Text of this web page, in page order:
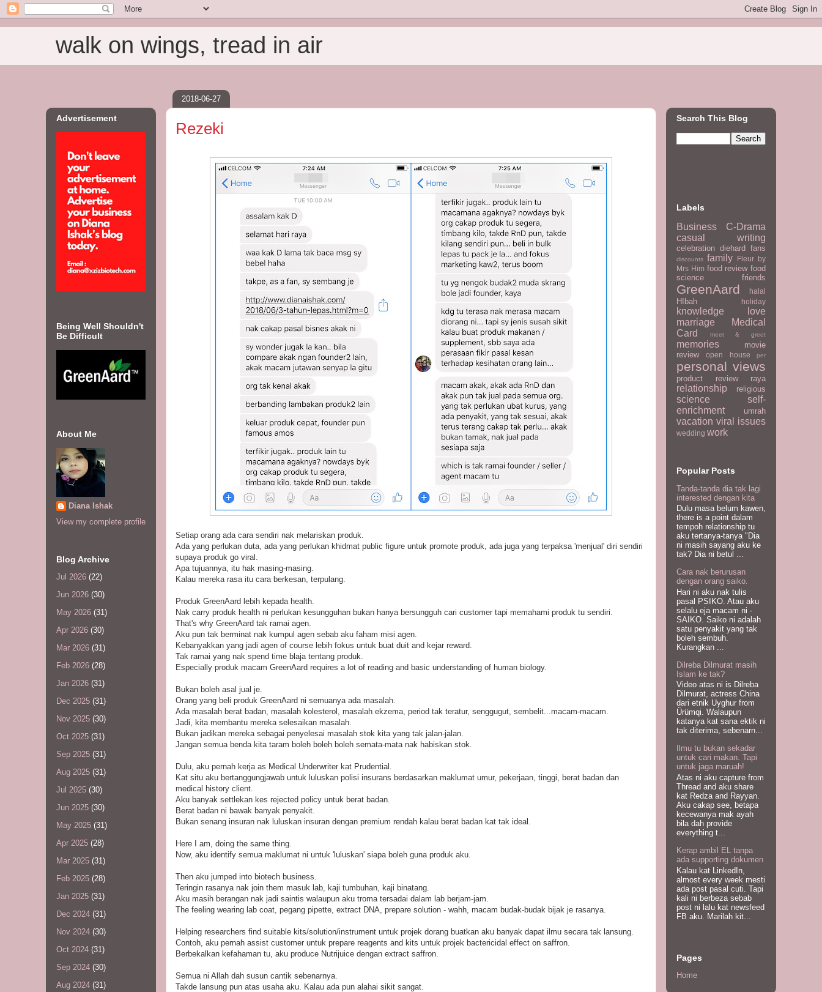
walk on wings, tread in air
2018-06-27
Rezeki
Setiap orang ada cara sendiri nak melariskan produk.
Ada yang perlukan duta, ada yang perlukan khidmat public figure untuk promote produk, ada juga yang terpaksa 'menjual' diri sendiri
supaya produk go viral.
Apa tujuannya, itu hak masing-masing.
Kalau mereka rasa itu cara berkesan, terpulang.
Produk GreenAard lebih kepada health.
Nak carry produk health ni perlukan kesungguhan bukan hanya bersungguh cari customer tapi memahami produk tu sendiri.
That's why GreenAard tak ramai agen.
Aku pun tak berminat nak kumpul agen sebab aku faham misi agen.
Kebanyakkan yang jadi agen of course lebih fokus untuk buat duit and kejar reward.
Tak ramai yang nak spend time blaja tentang produk.
Especially produk macam GreenAard requires a lot of reading and basic understanding of human biology.
Bukan boleh asal jual je.
Orang yang beli produk GreenAard ni semuanya ada masalah.
Ada masalah berat badan, masalah kolesterol, masalah ekzema, period tak teratur, senggugut, sembelit...macam-macam.
Jadi, kita membantu mereka selesaikan masalah.
Bukan jadikan mereka sebagai penyelesai masalah stok kita yang tak jalan-jalan.
Jangan semua benda kita taram boleh boleh boleh semata-mata nak habiskan stok.
Dulu, aku pernah kerja as Medical Underwriter kat Prudential.
Kat situ aku bertanggungjawab untuk luluskan polisi insurans berdasarkan maklumat umur, pekerjaan, tinggi, berat badan dan
medical history client.
Aku banyak settlekan kes rejected policy untuk berat badan.
Berat badan ni bawak banyak penyakit.
Bukan senang insuran nak luluskan insuran dengan premium rendah kalau berat badan kat tak ideal.
Here I am, doing the same thing.
Now, aku identify semua maklumat ni untuk 'luluskan' siapa boleh guna produk aku.
Then aku jumped into biotech business.
Teringin rasanya nak join them masuk lab, kaji tumbuhan, kaji binatang.
Aku masih berangan nak jadi saintis walaupun aku troma tersadai dalam lab berjam-jam.
The feeling wearing lab coat, pegang pipette, extract DNA, prepare solution - wahh, macam budak-budak bijak je rasanya.
Helping researchers find suitable kits/solution/instrument untuk projek dorang buatkan aku banyak dapat ilmu secara tak lansung.
Contoh, aku pernah assist customer untuk prepare reagents and kits untuk projek bactericidal effect on saffron.
Berbekalkan kefahaman tu, aku produce Nutrijuice dengan extract saffron.
Semua ni Allah dah susun cantik sebenarnya.
Takde lansung pun atas usaha aku. Kalau ada pun alahai sikit sangat.
Advertisement
Being Well Shouldn't
Be Difficult
About Me
Diana Ishak
View my complete profile
Blog Archive
Jul 2026 (22)
Jun 2026 (30)
May 2026 (31)
Apr 2026 (30)
Mar 2026 (31)
Feb 2026 (28)
Jan 2026 (31)
Dec 2025 (31)
Nov 2025 (30)
Oct 2025 (31)
Sep 2025 (31)
Aug 2025 (31)
Jul 2025 (30)
Jun 2025 (30)
May 2025 (31)
Apr 2025 (28)
Mar 2025 (31)
Feb 2025 (28)
Jan 2025 (31)
Dec 2024 (31)
Nov 2024 (30)
Oct 2024 (31)
Sep 2024 (30)
Aug 2024 (31)
Search This Blog
Labels
Business
C-Drama
casual writing
celebration diehard fans
discounts family
Fleur by
Mrs Him food review food
science
friends
GreenAard halal
HIbah holiday
knowledge
love
marriage
Medical
Card
meet & greet
memories
movie
review
open house per
personal views
product review raya
relationship religious
science
self-
enrichment
umrah
vacation viral issues
wedding work
Popular Posts
Tanda-tanda dia tak lagi
interested dengan kita
Dulu masa belum kawen,
there is a point dalam
tempoh relationship tu
aku tertanya-tanya "Dia
ni masih sayang aku ke
tak? Dia ni betul ...
Cara nak berurusan
dengan orang saiko.
Hari ni aku nak tulis
pasal PSIKO. Atau aku
selalu eja macam ni -
SAIKO. Saiko ni adalah
satu penyakit yang tak
boleh sembuh.
Kurangkan ...
Dilreba Dilmurat masih
Islam ke tak?
Video atas ni is Dilreba
Dilmurat, actress China
dari etnik Uyghur from
Ürümqi. Walaupun
katanya kat sana ektik ni
tak diterima, sebenarn...
Ilmu tu bukan sekadar
untuk cari makan. Tapi
untuk jaga maruah!
Atas ni aku capture from
Thread and aku share
kat Redza and Rayyan.
Aku cakap see, betapa
kecewanya mak ayah
bila dah provide
everything t...
Kerap ambil EL tanpa
ada supporting dokumen
Kalau kat LinkedIn,
almost every week mesti
ada post pasal cuti. Tapi
kali ni berbeza sebab
post ni lalu kat newsfeed
FB aku. Marilah kit...
Pages
Home